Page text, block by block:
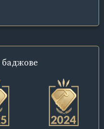
баджове